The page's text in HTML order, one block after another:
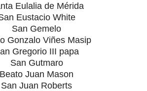
Eulalia de Mérida
Eustacio White
San Gemelo
Gonzalo Viñes Masip
Gregorio III papa
San Gutmaro
Beato Juan Mason
San Juan Roberts